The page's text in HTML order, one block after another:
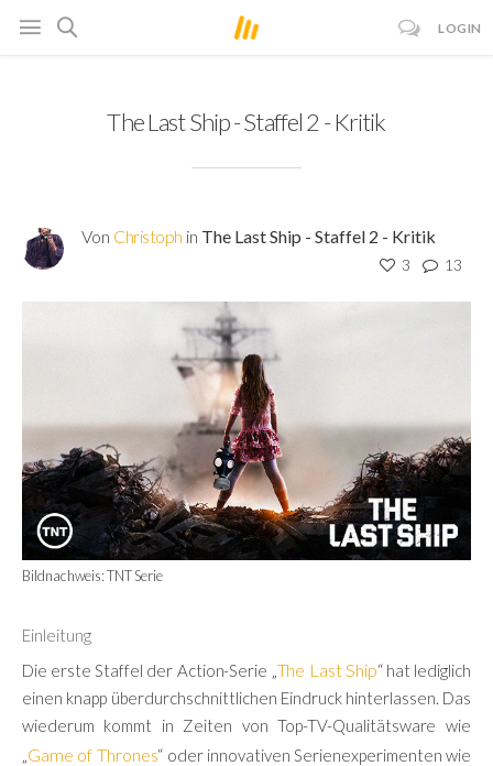
LOGIN
The Last Ship - Staffel 2 - Kritik
Von Christoph in The Last Ship - Staffel 2 - Kritik
3 13
Bildnachweis: TNT Serie
Einleitung
Die erste Staffel der Action-Serie „The Last Ship“ hat lediglich
einen knapp überdurchschnittlichen Eindruck hinterlassen. Das
wiederum kommt in Zeiten von Top-TV-Qualitätsware wie
„Game of Thrones“ oder innovativen Serienexperimenten wie